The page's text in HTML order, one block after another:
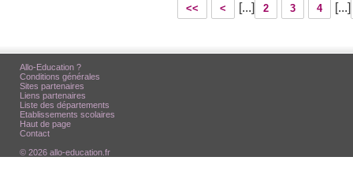
<< < [...] 2 3 4 [...]
Allo-Education ?
Conditions générales
Sites partenaires
Liens partenaires
Liste des départements
Etablissements scolaires
Haut de page
Contact
© 2026 allo-education.fr